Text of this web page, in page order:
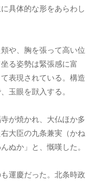
具体的な形をあらわし
や、胸を張って高い位
る姿勢は緊張感に富
表現されている。構造
玉眼を獃入する。
が焼かれ、大仏ほか多
大臣の九条兼実（かね
ぬか」と、慨嘆した。
運慶だった。北条時政